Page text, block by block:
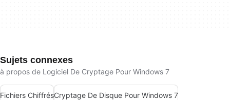
Sujets connexes
à propos de Logiciel De Cryptage Pour Windows 7
Fichiers ChiffrésCryptage De Disque Pour Windows 7